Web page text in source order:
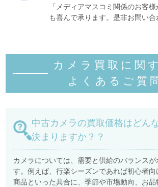
「メディアマスコミ関係のお客
も喜んで承ります。是非お問い合
カメラ買取に関
よくあるご質
中古カメラの買取価格はどん
決まりますか？？
カメラについては、需要と供給のバランスが
す。例えば、行楽シーズンであれば初心者向
商品といった具合に、季節や市場動向、お